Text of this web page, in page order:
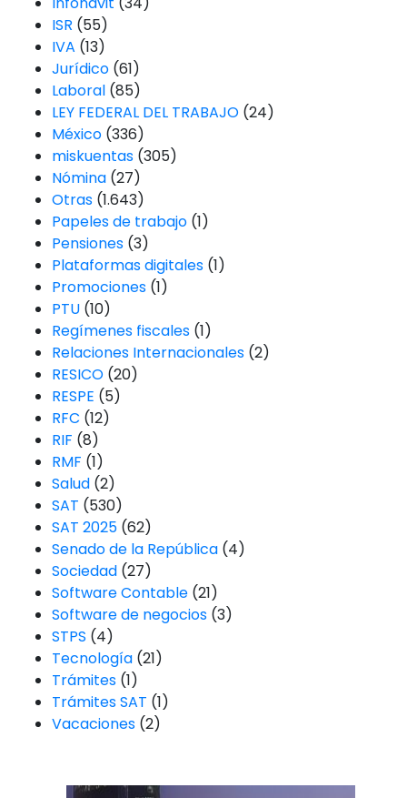
ISR (55)
IVA (13)
Jurídico(61)
Laboral(85)
LEY FEDERAL DEL TRABAJO(24)
México(336)
miskuentas(305)
Nómina(27)
Otras(1.643)
Papeles de trabajo(1)
Pensiones(3)
Plataformas digitales(1)
Promociones(1)
PTU(10)
Regímenes fiscales(1)
Relaciones Internacionales(2)
RESICO(20)
RESPE (5)
RFC (12)
RIF (8)
RMF (1)
Salud(2)
SAT (530)
SAT 2025(62)
Senado de la República(4)
Sociedad(27)
Software Contable(21)
Software de negocios(3)
STPS (4)
Tecnología(21)
Trámites(1)
Trámites SAT (1)
Vacaciones(2)